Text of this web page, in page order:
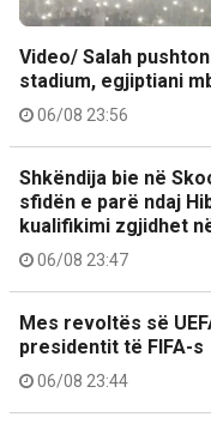
Video/ Salah
stadium, egjiptiani
06/08 23:56
Shkëndija bie në
sfidën e parë ndaj
kualifikimi zgjidhet
06/08 23:47
Mes revoltës së
presidentit të FIFA-s
06/08 23:44